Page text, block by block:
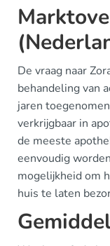
De vraag naar
behandeling van
jaren
verkrijgbaar in
de meeste
eenvoudig
mogelijkheid om
huis te laten